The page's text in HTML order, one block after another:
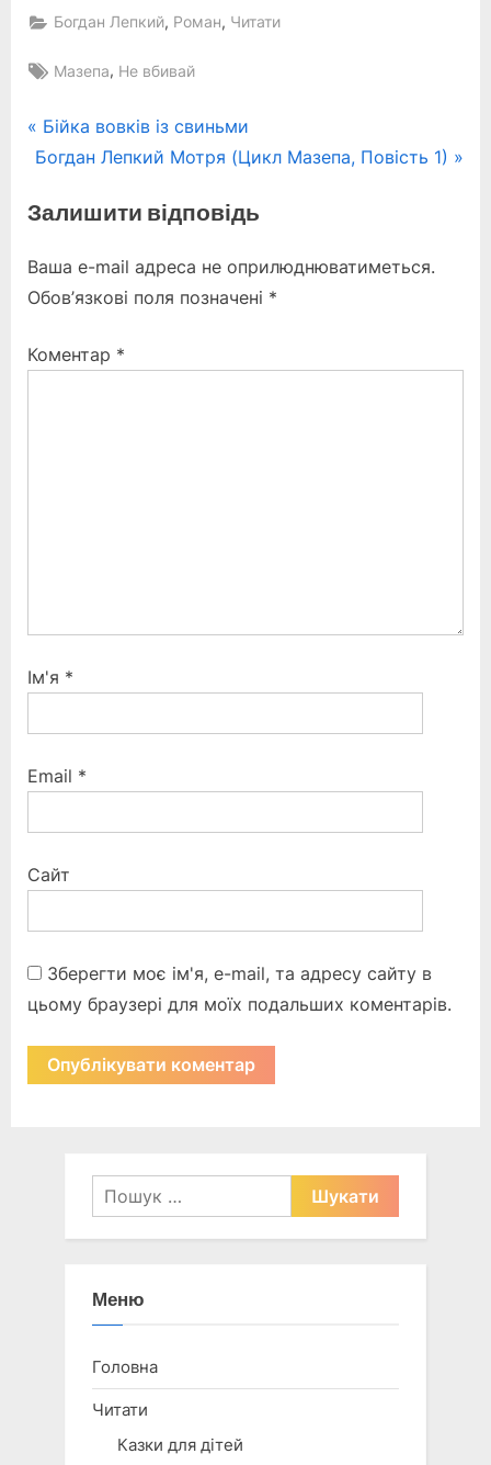
Богдан Лепкий, Роман, Читати
Tags:
Мазепа, Не вбивай
Навігація
записів
P
r
v
o
u
P
Бійка вовків із свиньми
N
x
P
o
t
Богдан Лепкий Мотря (Цикл Мазепа, Повість 1)
Залишити відповідь
Ваша e-mail адреса не оприлюднюватиметься.
Обов’язкові поля позначені *
Коментар *
Ім'я *
Email *
Сайт
Зберегти моє ім'я, e-mail, та адресу сайту в
цьому браузері для моїх подальших коментарів.
Пошук:
Меню
Головна
Читати
Казки для дітей